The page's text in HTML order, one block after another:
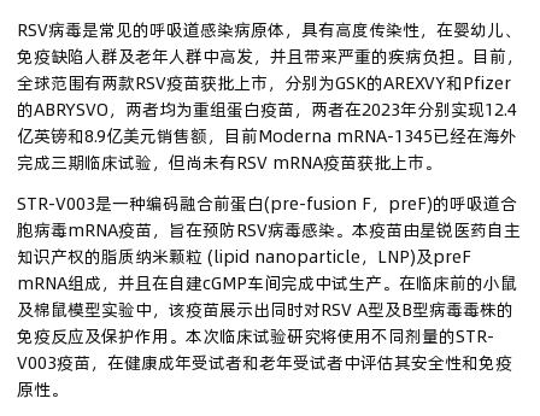
注册
用户中心
退出
English
Japan
RSV病毒是常见的呼吸道感染病原体，具有高度传染性，在婴幼儿、
免疫缺陷人群及老年人群中高发，并且带来严重的疾病负担。目前，
全球范围有两款RSV疫苗获批上市，分别为GSK的AREXVY和Pfizer
的ABRYSVO，两者均为重组蛋白疫苗，两者在2023年分别实现12.4
亿英镑和8.9亿美元销售额，目前Moderna mRNA-1345已经在海外
完成三期临床试验，但尚未有RSV mRNA疫苗获批上市。
STR-V003是一种编码融合前蛋白(pre-fusion F，preF)的呼吸道合
胞病毒mRNA疫苗，旨在预防RSV病毒感染。本疫苗由星锐医药自主
知识产权的脂质纳米颗粒 (lipid nanoparticle，LNP)及preF
mRNA组成，并且在自建cGMP车间完成中试生产。在临床前的小鼠
及棉鼠模型实验中，该疫苗展示出同时对RSV A型及B型病毒毒株的
免疫反应及保护作用。本次临床试验研究将使用不同剂量的STR-
V003疫苗，在健康成年受试者和老年受试者中评估其安全性和免疫
原性。